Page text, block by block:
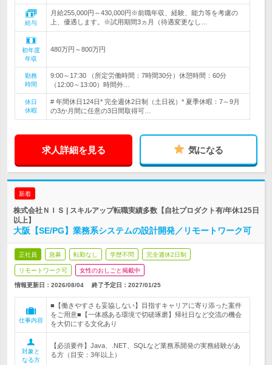
給与
月給255,000円～430,000円※前職年収、経験、能力等を考慮の
上、優遇します。※試用期間3ヵ月（待遇変更なし…
初年度
年収
480万円～800万円
勤務
時間
9:00～17:30 （所定労働時間：7時間30分）休憩時間：60分
（12:00～13:00）時間外…
休日
休暇
# 年間休日124日* 完全週休2日制（土日祝）* 夏季休暇：7～9月
の3か月間に任意の3日間取得可…
求人詳細を見る 気になる
新着
株式会社ＮＩＳ | スキルアップ転職実績多数【自社プロダクト有/年休125日
以上】
大阪【SE/PG】業務系システムの設計開発／リモートワーク可
正社員 急募 転勤なし 学歴不問 完全週休2日制
リモートワーク可 女性のおしごと掲載中
情報更新日：2026/08/04 終了予定日： 2027/01/25
仕事内容
■【働きやすさも妥協しない】目指すキャリアに寄り添った案件
をご用意■【一体感ある環境で切磋琢磨】帰社日など交流の機会
を大切にする文化あり
対象と
なる方
【必須要件】Java、.NET、SQLなど業務系開発の実務経験があ
る方（目安：3年以上）